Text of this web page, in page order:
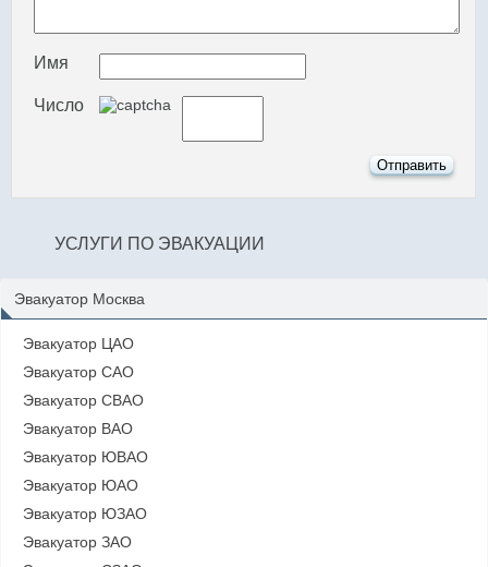
Имя
Число
УСЛУГИ ПО ЭВАКУАЦИИ
Эвакуатор Москва
Эвакуатор ЦАО
Эвакуатор САО
Эвакуатор СВАО
Эвакуатор ВАО
Эвакуатор ЮВАО
Эвакуатор ЮАО
Эвакуатор ЮЗАО
Эвакуатор ЗАО